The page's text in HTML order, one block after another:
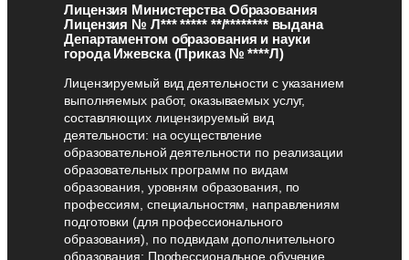
Лицензия Министерства Образования
Лицензия № Л*** ***** **/******** выдана
Департаментом образования и науки
города Ижевска (Приказ № ****Л)
Лицензируемый вид деятельности с указанием
выполняемых работ, оказываемых услуг,
составляющих лицензируемый вид
деятельности: на осуществление
образовательной деятельности по реализации
образовательных программ по видам
образования, уровням образования, по
профессиям, специальностям, направлениям
подготовки (для профессионального
образования), по подвидам дополнительного
образования: Профессиональное обучение.